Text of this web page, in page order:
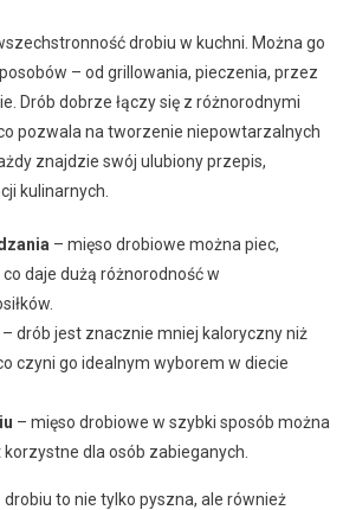
drobiu w kuchni. Można go
– od grillowania, pieczenia, przez
Drób dobrze łączy się z różnorodnymi
pozwala na tworzenie niepowtarzalnych
znajdzie swój ulubiony przepis,
kulinarnych.
– mięso drobiowe można piec,
daje dużą różnorodność w
drób jest znacznie mniej kaloryczny niż
czyni go idealnym wyborem w diecie
– mięso drobiowe w szybki sposób można
dla osób zabieganych.
to nie tylko pyszna, ale również